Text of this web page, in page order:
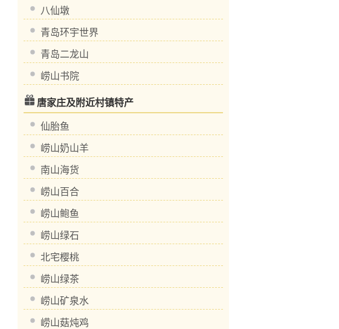
八仙墩
青岛环宇世界
青岛二龙山
崂山书院
唐家庄及附近村镇特产
仙胎鱼
崂山奶山羊
南山海货
崂山百合
崂山鲍鱼
崂山绿石
北宅樱桃
崂山绿茶
崂山矿泉水
崂山菇炖鸡